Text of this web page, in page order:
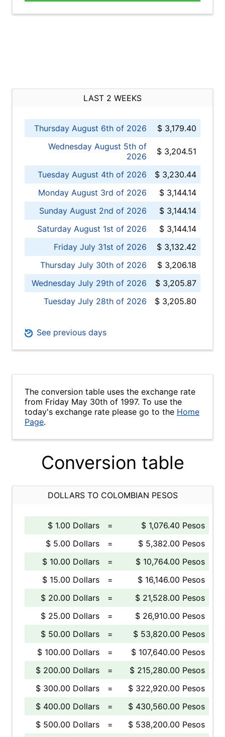
LAST 2 WEEKS
Thursday August 6th of 2026
$ 3,179.40
Wednesday August 5th of
2026
$ 3,204.51
Tuesday August 4th of 2026
$ 3,230.44
Monday August 3rd of 2026
$ 3,144.14
Sunday August 2nd of 2026
$ 3,144.14
Saturday August 1st of 2026
$ 3,144.14
Friday July 31st of 2026
$ 3,132.42
Thursday July 30th of 2026
$ 3,206.18
Wednesday July 29th of 2026
$ 3,205.87
Tuesday July 28th of 2026
$ 3,205.80
See previous days
The conversion table uses the exchange rate
from Friday May 30th of 1997. To use the
today's exchange rate please go to the Home
Page.
Conversion table
DOLLARS TO COLOMBIAN PESOS
$ 1.00 Dollars =
$ 1,076.40 Pesos
$ 5.00 Dollars
=
$ 5,382.00 Pesos
$ 10.00 Dollars
=
$ 10,764.00 Pesos
$ 15.00 Dollars
=
$ 16,146.00 Pesos
$ 20.00 Dollars
=
$ 21,528.00 Pesos
$ 25.00 Dollars
=
$ 26,910.00 Pesos
$ 50.00 Dollars
=
$ 53,820.00 Pesos
$ 100.00 Dollars
=
$ 107,640.00 Pesos
$ 200.00 Dollars
=
$ 215,280.00 Pesos
$ 300.00 Dollars
=
$ 322,920.00 Pesos
$ 400.00 Dollars
=
$ 430,560.00 Pesos
$ 500.00 Dollars
=
$ 538,200.00 Pesos